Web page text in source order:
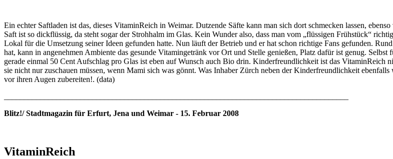
Ein echter Saftladen ist das, dieses VitaminReich in Weimar. Dutzende Säfte kann man sich dort schmecken lassen,
Saft ist so dickflüssig, da steht sogar der Strohhalm im Glas. Kein Wunder also, dass man vom „flüssigen Frühstück“
Lokal für die Umsetzung seiner Ideen gefunden hatte. Nun läuft der Betrieb und er hat schon richtige Fans gefunden.
hat, kann in angenehmen Ambiente das gesunde Vitamingetränk vor Ort und Stelle genießen, Platz dafür ist genug.
gerade einmal 50 Cent Aufschlag pro Glas ist eben auf Wunsch auch Bio drin. Kinderfreundlichkeit ist das
sie nicht nur zuschauen müssen, wenn Mami sich was gönnt. Was Inhaber Zürch neben der Kinderfreundlichkeit
vor ihren Augen zubereiten!. (data)
Blitz!/ Stadtmagazin für Erfurt, Jena und Weimar - 15. Februar 2008
VitaminReich